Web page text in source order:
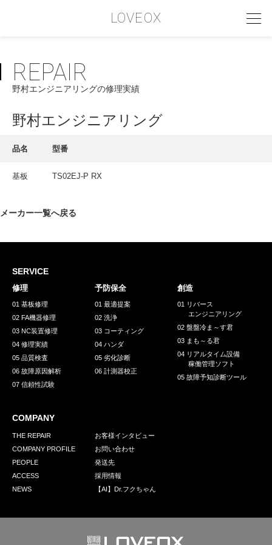
LOVEOX
PHILOSOPHY
フィロソフィー
COMPANY PROFILE
INTERVIEW
採用情報
GREEN CHALLENGE
環境への取り組み
お問い合わせ 発送先
REPAIR
野村エンジニアリングの修理実績
野村エンジニアリング
品名 型番
基板 TS02EJ-P RX
メーカー一覧へ戻る
SERVICE
修理
01 基板修理
02 FA機器修理
03 NC装置修理
04 修理実績
05 品質検査
06 故障原因解析
07 信頼性試験
予防保全
01 最適提案
02 洗浄
03 コーティング
04 ハンダ
05 劣化診断
06 計測器校正
創造
01 リバース
エンジニアリング
02 盤盤冷ま～す君
03 まも～る君
04 リアルタイム設備
稼働管理ソフト
05 故障予知診断ツール
COMPANY
THE REPAIR
COMPANY PROFILE
PEOPLE
ACCESS
NEWS
お客様インタビュー
お問い合わせ
発送先
採用情報
【AI】Dr.フクちゃん